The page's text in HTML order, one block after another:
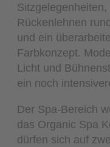
Rückenlehnen
und ein
Farbkonzept.
Licht und
ein noch
Der Spa-Bereich
das Organic Spa
dürfen sich auf